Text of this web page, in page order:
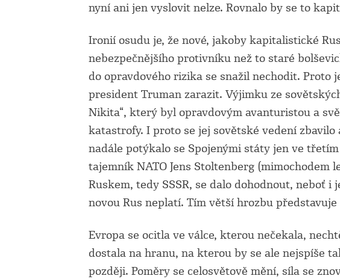
nyní ani jen vyslovit nelze. Rovnalo by se to
Ironií osudu je, že nové, jakoby kapitalistické
nebezpečnějšího protivníku než to staré
do opravdového rizika se snažil nechodit.
president Truman zarazit. Výjimku ze
Nikita“, který byl opravdovým avanturistou a
katastrofy. I proto se jej sovětské vedení zbavilo
nadále potýkalo se Spojenými státy jen ve
tajemník NATO Jens Stoltenberg (mimochodem
Ruskem, tedy SSSR, se dalo dohodnout, neboť i
novou Rus neplatí. Tím větší hrozbu
Evropa se ocitla ve válce, kterou nečekala,
dostala na hranu, na kterou by se ale nejspíše
později. Poměry se celosvětově mění, síla se